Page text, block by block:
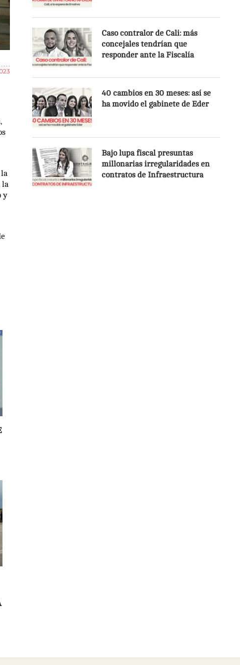
la
y
Caso contralor de Cali: más
concejales tendrían que
responder ante la Fiscalía
40 cambios en 30 meses: así se
ha movido el gabinete de Eder
Bajo lupa fiscal presuntas
millonarias irregularidades en
contratos de Infraestructura